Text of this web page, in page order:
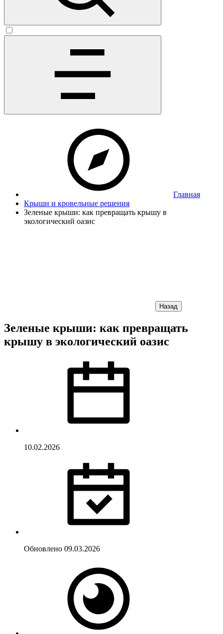
Главная
Крыши и кровельные решения
Зеленые крыши: как превращать крышу в
экологический оазис
Назад
Зеленые крыши: как превращать
крышу в экологический оазис
10.02.2026
Обновлено 09.03.2026